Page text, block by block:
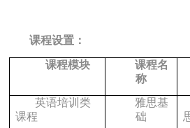
课程设置：
课程模块
课程名
称
英语培训类
课程
雅思基
础